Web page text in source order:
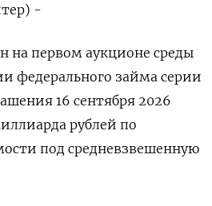
-
первом аукционе среды
федерального займа серии
16 сентября 2026
рублей по
под средневзвешенную